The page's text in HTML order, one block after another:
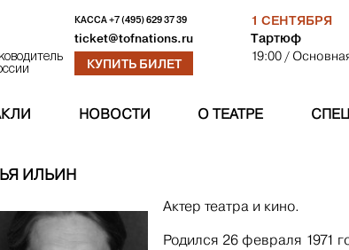
КАССА+7 (495) 629 37 39
ticket@tofnations.ru
КУПИТЬ БИЛЕТ
1 СЕНТЯБРЯ
Тартюф
19:00 /
НОВОСТИ О ТЕАТРЕ
ИЛЬИН
Актер театра и кино.
Родился 26 февраля 1971